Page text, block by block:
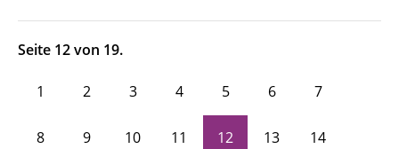
Seite 12 von 19.
1 2 3 4 5 6 7
8 9 10 11 12 13 14